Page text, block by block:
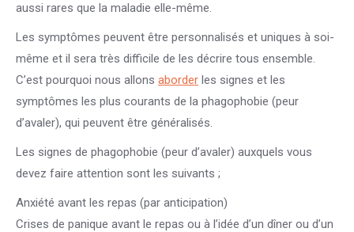
aussi rares que la maladie elle-même.
Les symptômes peuvent être personnalisés et uniques à soi-
même et il sera très difficile de les décrire tous ensemble.
C’est pourquoi nous allons aborder les signes et les
symptômes les plus courants de la phagophobie (peur
d’avaler), qui peuvent être généralisés.
Les signes de phagophobie (peur d’avaler) auxquels vous
devez faire attention sont les suivants ;
Anxiété avant les repas (par anticipation)
Crises de panique avant le repas ou à l’idée d’un dîner ou d’un